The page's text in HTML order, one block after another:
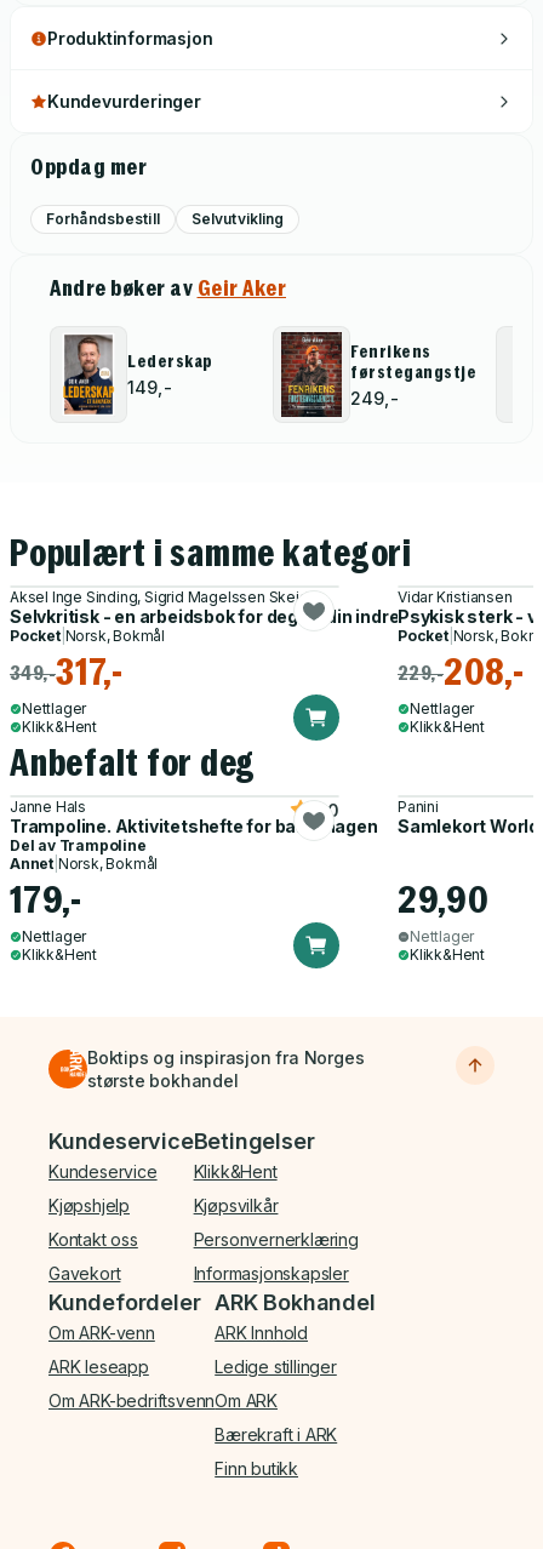
Produktinformasjon
Kundevurderinger
Oppdag mer
Forhåndsbestill Selvutvikling
Andre bøker av Geir Aker
Lederskap
149,-
Fenrikens
førstegangstjeneste
249,-
Populært i samme kategori
Aksel Inge Sinding, Sigrid Magelssen Skeide
Selvkritisk - en arbeidsbok for deg og din indre kritiker : 74
Pocket| Norsk, Bokmål
349,-317,-
Nettlager
Klikk&Hent
Vidar Kristiansen
Psykisk sterk -
Pocket| Norsk,
229,-208,-
Nettlager
Klikk&Hent
Anbefalt for deg
Janne Hals
Trampoline. Aktivitetshefte for barnehagen
5.0
Del av Trampoline
Annet Norsk, Bokmål
179,-
Nettlager
Klikk&Hent
Panini
Samlekort
29,90
Nettlager
Klikk&Hent
Boktips og inspirasjon fra Norges
største bokhandel
Bunnmeny
Kundeservice
Kundeservice
Kjøpshjelp
Kontakt oss
Gavekort
Betingelser
Klikk&Hent
Kjøpsvilkår
Personvernerklæring
Informasjonskapsler
Kundefordeler
Om ARK-venn
ARK leseapp
Om ARK-bedriftsvenn
ARK Bokhandel
ARK Innhold
Ledige stillinger
Om ARK
Bærekraft i ARK
Finn butikk